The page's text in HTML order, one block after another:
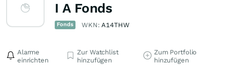
I A Fonds
Fonds WKN:A14THW
Alarme
einrichten
Zur Watchlist
hinzufügen
Zum Portfolio
hinzufügen